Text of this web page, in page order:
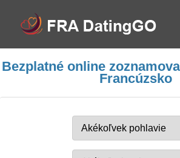
Bezplatné online
Francúzsko